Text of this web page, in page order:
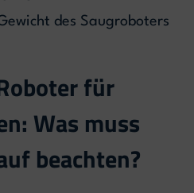
des Saugroboters
für
Was muss
beachten?